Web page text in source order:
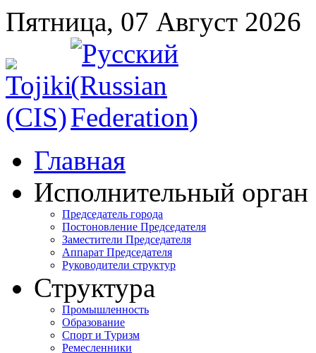
Пятница, 07 Август 2026
Главная
Исполнительный орган
Председатель города
Постоновление Председателя
Заместители Председателя
Аппарат Председателя
Руководители структур
Структура
Промышленность
Образование
Спорт и Туризм
Ремесленники